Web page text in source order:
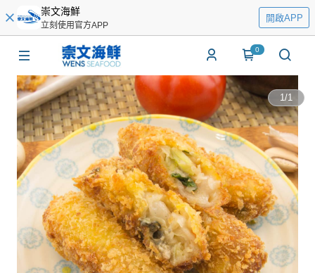
崇文海鮮
立刻使用官方APP
開啟APP
0
1/1